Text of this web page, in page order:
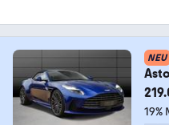
NEU
19%